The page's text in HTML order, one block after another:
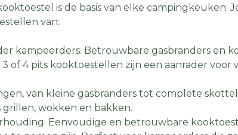
is de basis van elke campingkeuken.
van:
kampeerders. Betrouwbare gasbranders en
of 4 pits kooktoestellen zijn een aanrader voor
van kleine gasbranders tot complete
grillen, wokken en bakken.
Eenvoudige en betrouwbare